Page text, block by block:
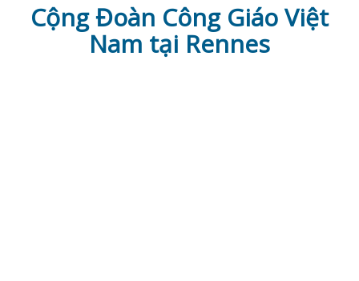
Cộng Đoàn Công Giáo Việt
Nam tại Rennes